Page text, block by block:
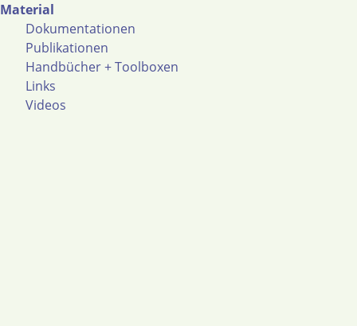
Material
Dokumentationen
Publikationen
Handbücher + Toolboxen
Links
Videos